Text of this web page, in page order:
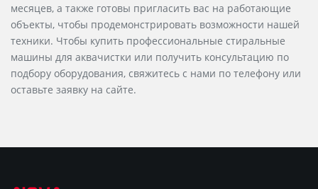
месяцев, а также готовы пригласить вас на работающие
объекты, чтобы продемонстрировать возможности нашей
техники. Чтобы купить профессиональные стиральные
машины для аквачистки или получить консультацию по
подбору оборудования, свяжитесь с нами по телефону или
оставьте заявку на сайте.